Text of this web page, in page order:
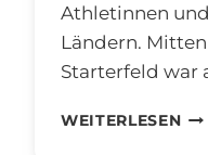
Athletinnen
Ländern.
Starterfeld war
WEITERLESEN